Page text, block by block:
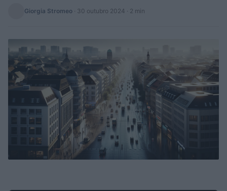
Giorgia Stromeo · 30 outubro 2024 · 2 min